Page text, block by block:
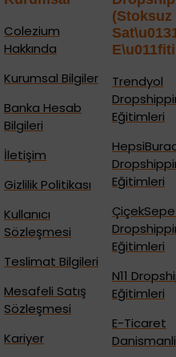
Colezium
Hakkında
Kurumsal Bilgiler
Banka Hesab
Bilgileri
İletişim
Gizlilik Politikası
Kullanıcı
Sözleşmesi
Teslimat Bilgileri
Mesafeli Satış
Sözleşmesi
Kariyer
(Stoksuz
Trendyol
Eğitimleri
Eğitimleri
Eğitimleri
N11
Eğitimleri
E-Ticaret